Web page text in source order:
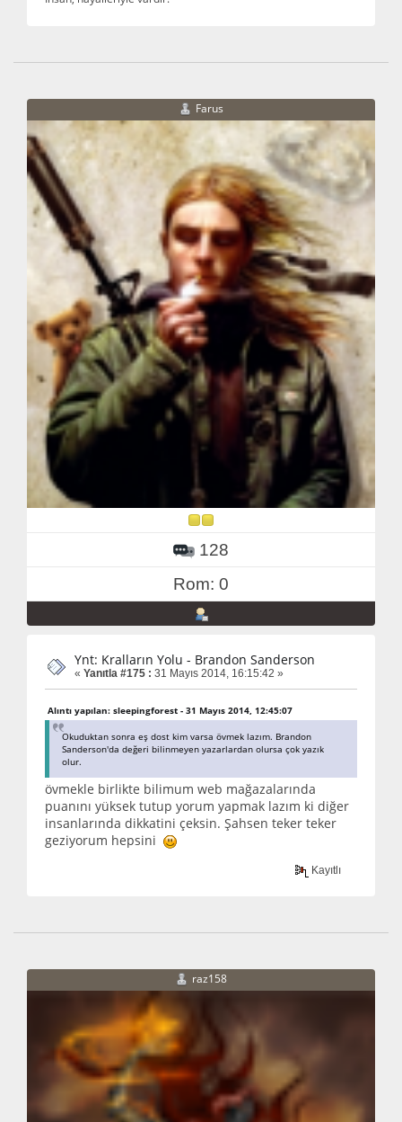
Farus
128
Rom: 0
Ynt: Kralların Yolu - Brandon Sanderson
« Yanıtla #175 : 31 Mayıs 2014, 16:15:42 »
Alıntı yapılan: sleepingforest - 31 Mayıs 2014, 12:45:07
Okuduktan sonra eş dost kim varsa övmek lazım. Brandon
Sanderson'da değeri bilinmeyen yazarlardan olursa çok yazık
olur.
övmekle birlikte bilimum web mağazalarında
puanını yüksek tutup yorum yapmak lazım ki diğer
insanlarında dikkatini çeksin. Şahsen teker teker
geziyorum hepsini
Kayıtlı
raz158